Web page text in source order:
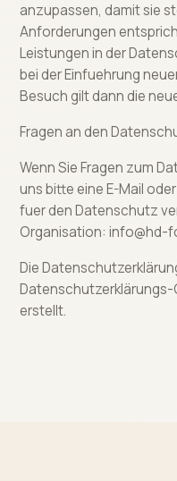
anzupassen, damit sie
Anforderungen
Leistungen in der
bei der Einfuehrung
Besuch gilt dann die
Fragen an den
Wenn Sie Fragen zum
uns bitte eine E-Mail
fuer den Datenschutz
Organisation: info@hd-
Die
erstellt.